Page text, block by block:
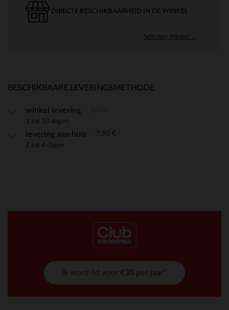
DIRECTE BESCHIKBAARHEID IN DE WINKEL
Selecteer Winkel →
BESCHIKBAARE LEVERINGSMETHODE
winkel levering
3 tot 10 dagen
levering aan huis 7,90 €
2 tot 4 dagen
Ik word lid voor €30 per jaar*